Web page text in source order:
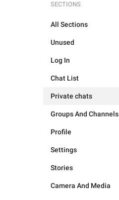
SECTIONS
All Sections
Unused
Log In
Chat List
Private chats
Groups And Channels
Profile
Settings
Stories
Camera And Media